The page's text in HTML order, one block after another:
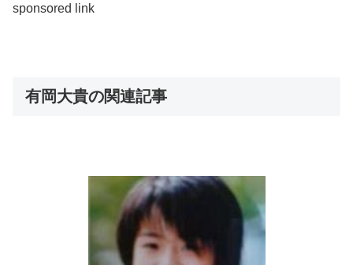
sponsored link
有岡大貴の関連記事